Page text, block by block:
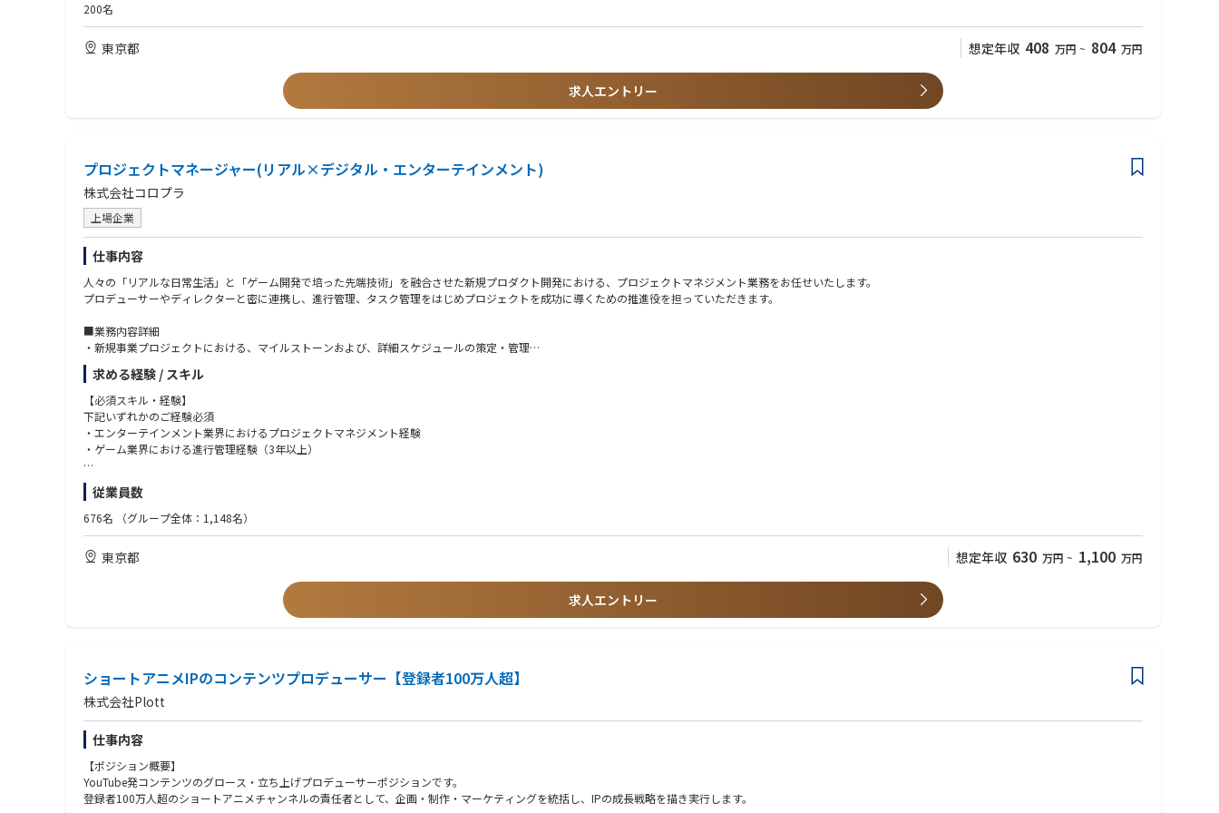
Unity
「現場ものづくり主義」で裁量を持ってコンテンツ制作することができます。
200名
東京都 想定年収 408 万円 ~ 804 万円
求人エントリー
プロジェクトマネージャー(リアル×デジタル・エンターテインメント)
株式会社コロプラ
上場企業
仕事内容
人々の「リアルな日常生活」と「ゲーム開発で培った先端技術」を融合させた新規プロダクト開発における、プロジェクトマネジメント業務をお任せいたします。
プロデューサーやディレクターと密に連携し、進行管理、タスク管理をはじめプロジェクトを成功に導くための推進役を担っていただきます。
■業務内容詳細
・新規事業プロジェクトにおける、マイルストーンおよび、詳細スケジュールの策定・管理
・開発リソース（人員、予算、期間）の最適化および、予算、予実管理
・社内クリエイター（プランナー、エンジニア、デザイナー等）および社外パートナー、業務委託メンバーのタスク管理、進行管理
・プロジェクトにおけるリスクの早期発見、および課題解決に向けたカウンタープランの立案、実行
・ビジネスサイド（プロデューサー、マーケティング、渉外担当など）やアライアンス先等のステークホルダーとの調整・折衝
・プロジェクト内の円滑なコミュニケーションを促進するための体制構築、ミーティングファシリテーション
■この仕事の魅力
既存のゲームの枠組みを超え、人々のライフスタイルそのものに影響を与える社会意義の高い事業に携われます。
・ゼロベースのモノづくりに向き合える環境
確立された手法がない領域で、ご自身の経験を武器に「新しい正解」を自ら作り出す手応えがあります。
ゲームクリエイターだけでなく、映像制作やIPを持つプロフェッショナルと協力し、多角的な視点で開発を進める刺激的な環境です。
求める経験 / スキル
【必須スキル・経験】
下記いずれかのご経験必須
・エンターテインメント業界におけるプロジェクトマネジメント経験
・ゲーム業界における進行管理経験（3年以上）
【歓迎スキル・経験】
・家庭用ゲームソフトの開発におけるプロジェクトマネジメント経験
・他社IPを活用したプロジェクトマネジメント経験
・AIを用いた業務改善やパフォーマンスを向上させた経験・実績
・前例のない困難な課題に対し、解決のプロセス自体に楽しさや喜びを見出し、チームを前向きに牽引できる方
・変化の激しい新規事業において、泥臭い課題解決も厭わず、最後までやり遂げる責任感をお持ちの方
従業員数
676名 （グループ全体：1,148名）
東京都 想定年収 630 万円 ~ 1,100 万円
求人エントリー
ショートアニメIPのコンテンツプロデューサー【登録者100万人超】
株式会社Plott
仕事内容
【ポジション概要】
YouTube発コンテンツのグロース・立ち上げプロデューサーポジションです。
登録者100万人超のショートアニメチャンネルの責任者として、企画・制作・マーケティングを統括し、IPの成長戦略を描き実行します。